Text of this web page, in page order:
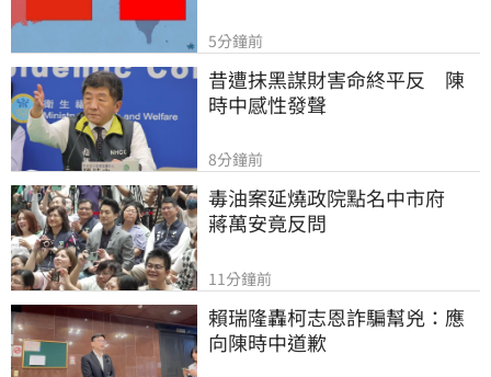
5分鐘前
昔遭抹黑謀財害命終平反　陳
時中感性發聲
8分鐘前
毒油案延燒政院點名中市府
蔣萬安竟反問
11分鐘前
賴瑞隆轟柯志恩詐騙幫兇：應
向陳時中道歉